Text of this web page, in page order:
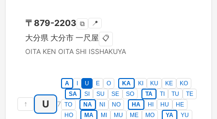
〒 879-2203 ⧉ 📍
大分県 大分市 一尺屋 📋
OITA KEN OITA SHI ISSHAKUYA
↑ U 7
A U E O KA KI KU KE
KO
SA
SI SU SE SO TA TI TU
TE
TO
NA NI NO HA HI HU
HE
HO
MA MI MU ME MO YA
YU